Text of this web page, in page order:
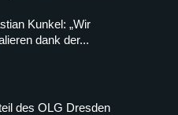
Kunkel: „Wir
dank der...
des OLG Dresden